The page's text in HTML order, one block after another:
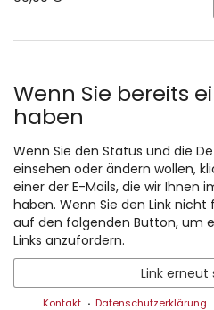
Wenn Sie bereits
haben
Wenn Sie den Status und die
einsehen oder ändern wollen,
einer der E-Mails, die wir Ihnen
haben. Wenn Sie den Link nicht
auf den folgenden Button, um
Links anzufordern.
Link erneut
Kontakt Datenschutzerklärung